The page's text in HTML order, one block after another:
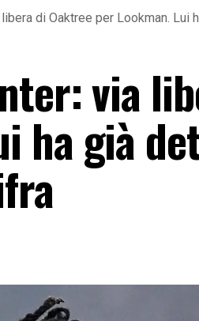
di Oaktree per Lookman. Lui
via
ha già